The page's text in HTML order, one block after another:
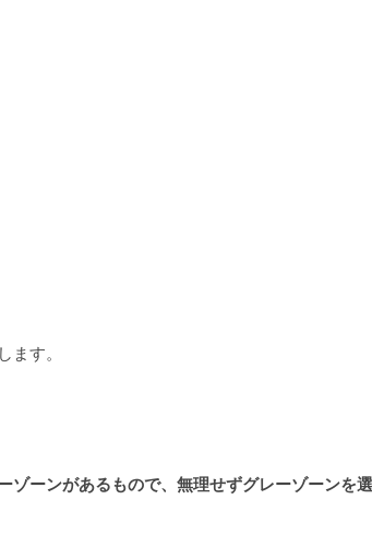
す。
ーンがあるもので、無理せずグレーゾーンを